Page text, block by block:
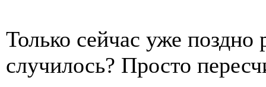
Только сейчас уже поздно
случилось? Просто